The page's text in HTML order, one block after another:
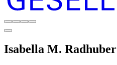
Isabella M. Radhuber